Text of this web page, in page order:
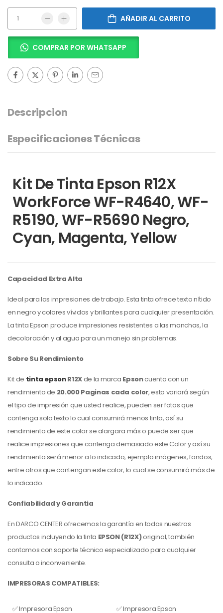
AÑADIR AL CARRITO
COMPRAR POR WHATSAPP
Descripcion
Especificaciones Técnicas
Kit De Tinta Epson R12X
WorkForce WF-R4640, WF-
R5190, WF-R5690 Negro,
Cyan, Magenta, Yellow
Capacidad Extra Alta
Ideal para las impresiones de trabajo. Esta tinta ofrece texto nítido
en negro y colores vívidos y brillantes para cualquier presentación.
La tinta Epson produce impresiones resistentes a las manchas, la
decoloración y al agua para un manejo sin problemas.
Sobre Su Rendimiento
Kit de tinta epsonR12Xde la marca Epsoncuenta con un
rendimiento de 20.000 Paginas cada color, esto variará según
el tipo de impresión que usted realice, pueden ser fotos que
contenga solo texto lo cual consumirá menos tinta, así su
rendimiento de este color se alargara más o puede ser que
realice impresiones que contenga demasiado este Color y así su
rendimiento será menor a lo indicado, ejemplo imágenes, fondos,
entre otros que contengan este color, lo cual se consumirá más de
lo indicado.
Confiabilidad y Garantia
En DARCO CENTER ofrecemos la garantía en todos nuestros
productos incluyendo la tinta EPSON (R12X)original, también
contamos con soporte técnico especializado para cualquier
consulta o inconveniente.
IMPRESORAS COMPATIBLES:
✅ Impresora Epson ✅ Impresora Epson